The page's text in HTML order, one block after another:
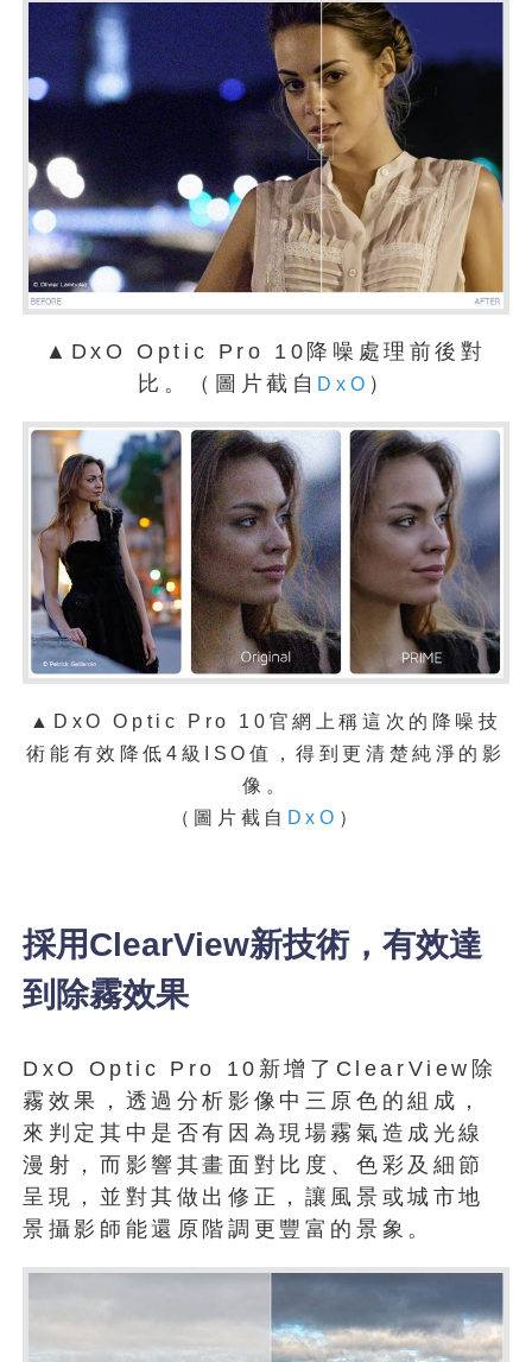
▲DxO Optic Pro 10降噪處理前後對
比。（圖片截自 DxO ）
▲ DxO Optic Pro 10官網上稱這次的降噪技
術能有效降低4級ISO值，得到更清楚純淨的影
像。
（圖片截自 DxO ）
採用ClearView新技術，有效達
到除霧效果
DxO Optic Pro 10新增了ClearView除
霧效果，透過分析影像中三原色的組成，
來判定其中是否有因為現場霧氣造成光線
漫射，而影響其畫面對比度、色彩及細節
呈現，並對其做出修正，讓風景或城市地
景攝影師能還原階調更豐富的景象。